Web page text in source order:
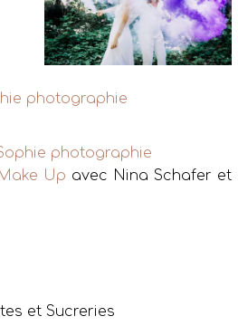
photographie
photographie
Up avec Nina Schafer et
et Sucreries